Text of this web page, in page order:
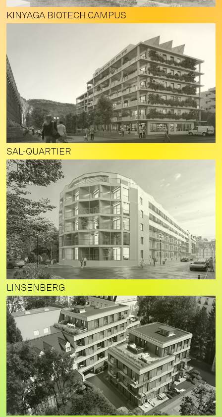
KINYAGA BIOTECH CAMPUS
SAL-QUARTIER
LINSENBERG